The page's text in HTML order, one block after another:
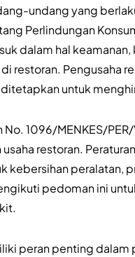
undang yang
Perlindungan
dalam hal
restoran. Pengusaha
untuk
1096/MENKES/
restoran.
kebersihan peralatan,
pedoman ini
peran penting dalam